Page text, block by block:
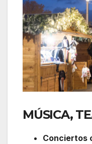
MÚSICA,
Conciertos